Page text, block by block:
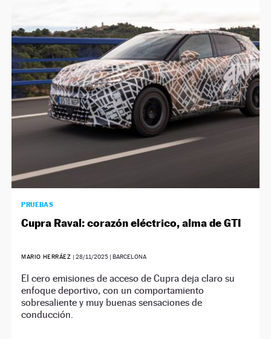
PRUEBAS
Cupra Raval: corazón eléctrico, alma de GTI
MARIO HERRÁEZ |28/11/2025 | BARCELONA
El cero emisiones de acceso de Cupra deja claro su
enfoque deportivo, con un comportamiento
sobresaliente y muy buenas sensaciones de
conducción.